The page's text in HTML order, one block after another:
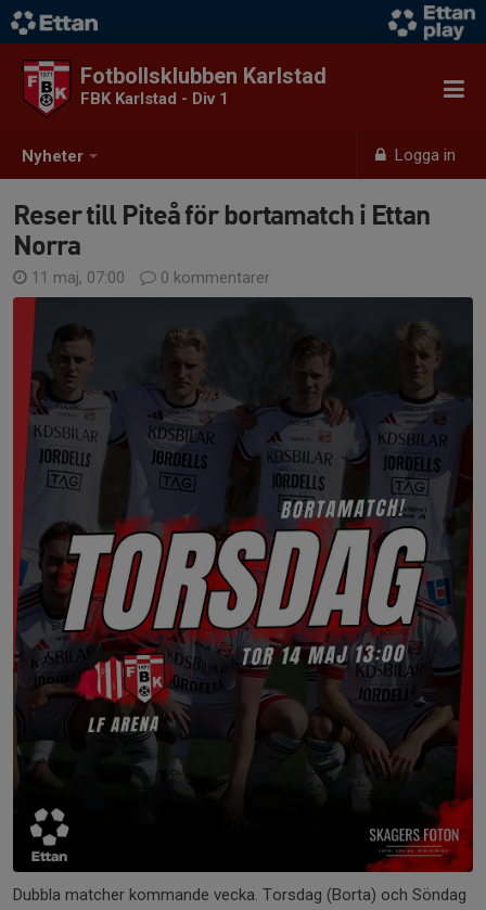
Nyheter Logga in
Fotbollsklubben Karlstad
FBK Karlstad - Div 1
Reser till Piteå för bortamatch i Ettan
Norra
11 maj, 07:00 0 kommentarer
Dubbla matcher kommande vecka. Torsdag (Borta) och Söndag